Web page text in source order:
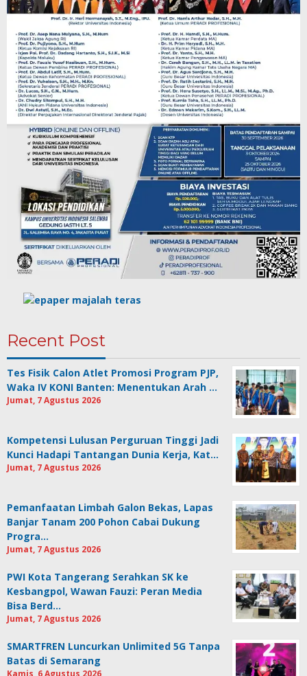
Recent Post
Tes Fisik Calon Atlet Promosi Program PJP,
Waka IV KONI Banten: Menentukan Arah …
Jumat, 7 Agustus 2026
Kompetensi Lulusan Perguruan Tinggi Jadi
Kunci Hadapi Tantangan Dunia Kerja, Kat…
Jumat, 7 Agustus 2026
Pemanfaatan Limbah Galon Bekas, Lapas
Banjar Tanam 200 Pohon Cabai Dukung
Progra…
Jumat, 7 Agustus 2026
PWI Kota Tangerang Serahkan SK ke
Kesbangpol, Wawan Fauzi: Peran Media
Bisa Berd…
Jumat, 7 Agustus 2026
SMARTFREN Luncurkan Unlimited 5G Tanpa
Batas di Semarang
Kamis, 6 Agustus 2026